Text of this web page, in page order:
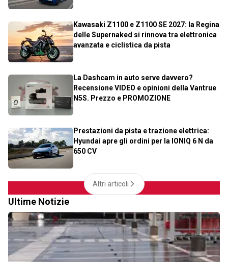
Kawasaki Z1100 e Z1100 SE 2027: la Regina
delle Supernaked si rinnova tra elettronica
avanzata e ciclistica da pista
La Dashcam in auto serve davvero?
Recensione VIDEO e opinioni della Vantrue
N5S. Prezzo e PROMOZIONE
Prestazioni da pista e trazione elettrica:
Hyundai apre gli ordini per la IONIQ 6 N da
650 CV
Altri articoli
Ultime Notizie